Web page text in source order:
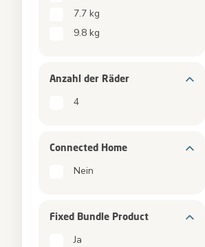
7.7 kg
9.8 kg
Anzahl der Räder
4
Connected Home
Nein
Fixed Bundle Product
Ja